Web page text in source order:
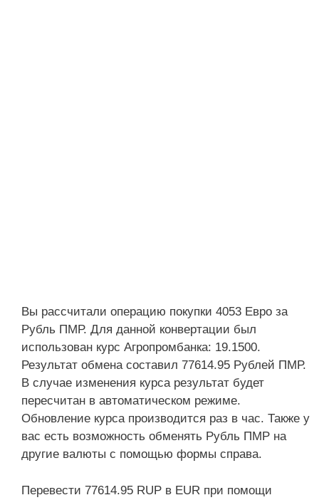
Вы рассчитали операцию покупки 4053 Евро за
Рубль ПМР. Для данной конвертации был
использован курс Агропромбанка: 19.1500.
Результат обмена составил 77614.95 Рублей ПМР.
В случае изменения курса результат будет
пересчитан в автоматическом режиме.
Обновление курса производится раз в час. Также у
вас есть возможность обменять Рубль ПМР на
другие валюты с помощью формы справа.
Перевести 77614.95 RUP в EUR при помощи